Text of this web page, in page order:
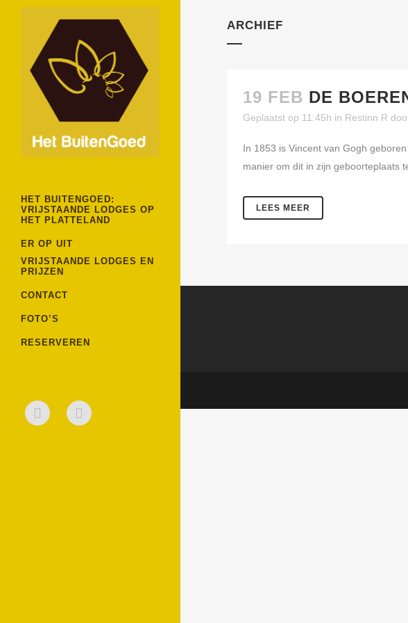
HET BUITENGOED:
VRIJSTAANDE LODGES OP
HET PLATTELAND
ER OP UIT
VRIJSTAANDE LODGES EN
PRIJZEN
CONTACT
FOTO’S
RESERVEREN
ARCHIEF
19 FEB DE
Geplaatst op 11:45h in Restinn R
In 1853 is Vincent van Gogh
manier om dit in zijn geboorteplaats
LEES MEER